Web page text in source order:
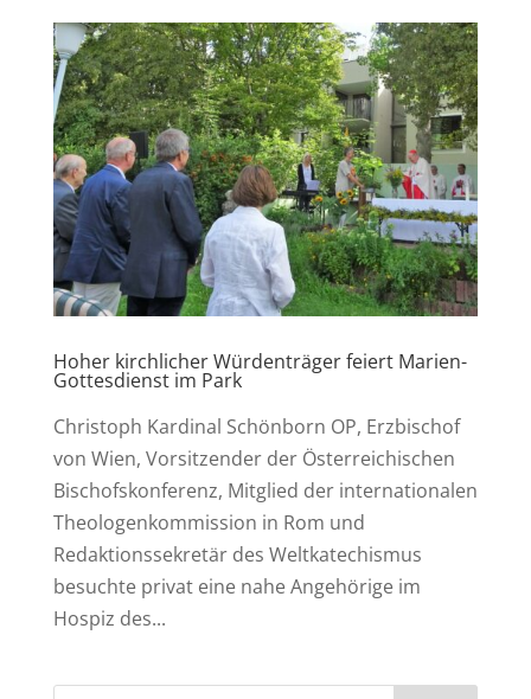
Hoher kirchlicher Würdenträger feiert Marien-
Gottesdienst im Park
Christoph Kardinal Schönborn OP, Erzbischof
von Wien, Vorsitzender der Österreichischen
Bischofskonferenz, Mitglied der internationalen
Theologenkommission in Rom und
Redaktionssekretär des Weltkatechismus
besuchte privat eine nahe Angehörige im
Hospiz des...